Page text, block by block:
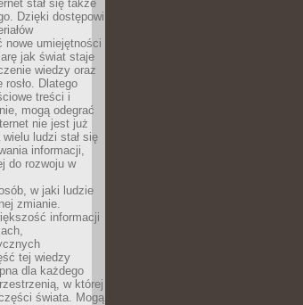
stał się także
Dzięki dostępowi
nowe umiejętności
jak świat staje
wiedzy oraz
Dlatego
treści i
mogą odegrać
nie jest już
ludzi stał się
informacji,
do rozwoju w
w jaki ludzie
zmianie.
informacji
tej wiedzy
dla każdego
w której
świata. Mogą